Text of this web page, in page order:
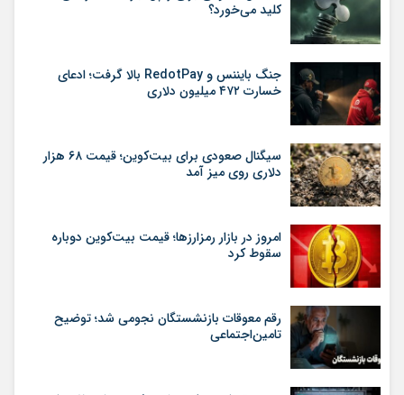
کلید می‌خورد؟
جنگ بایننس و RedotPay بالا گرفت؛ ادعای
خسارت ۴۷۲ میلیون دلاری
سیگنال صعودی برای بیت‌کوین؛ قیمت ۶۸ هزار
دلاری روی میز آمد
امروز در بازار رمزارزها؛ قیمت بیت‌کوین دوباره
سقوط کرد
رقم معوقات بازنشستگان نجومی شد؛ توضیح
تامین‌اجتماعی